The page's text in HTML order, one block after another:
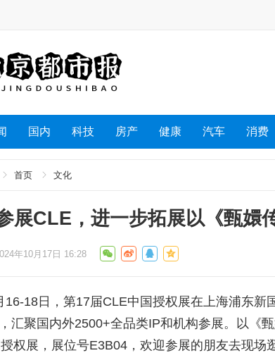
国内 科技 房产 健康 汽车 消费
首页 文化
展CLE，进一步拓展以《甄嬛
年10月17日 16:28
16-18日，第17届CLE中国授权展在上海浦东新
汇聚国内外2500+全品类IP和机构参展。以《
权展，展位号E3B04，欢迎参展的朋友去现场